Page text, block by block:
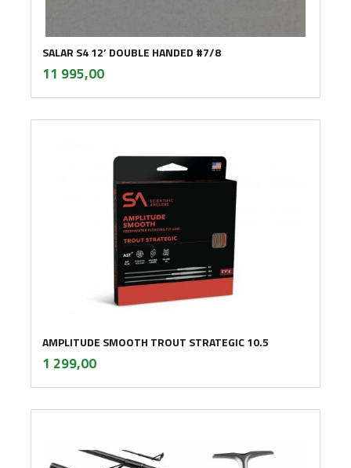
SALAR S4 12’ DOUBLE HANDED #7/8
Pris
11 995,00mva.
AMPLITUDE SMOOTH TROUT STRATEGIC 10.5
Pris
1 299,00mva.